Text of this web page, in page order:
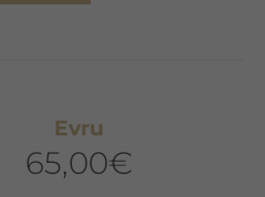
Evru
65,00€